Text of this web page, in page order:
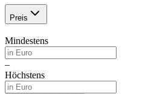
Preis
Mindestens
–
Höchstens